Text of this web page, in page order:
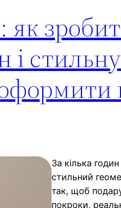
За кілька
стильний
так, щоб
покроки,